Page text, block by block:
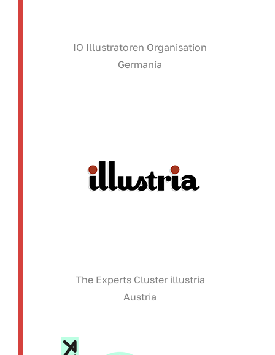
IO Illustratoren Organisation
Germania
The Experts Cluster illustria
Austria